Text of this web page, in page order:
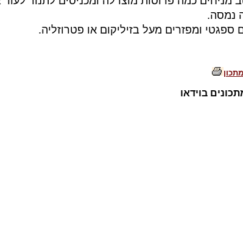
נמסה.
ספגטי ומפזרים מעל בזיליקום או פטרוזליה.